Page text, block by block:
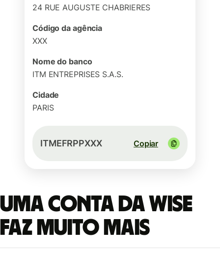
24 RUE AUGUSTE CHABRIERES
Código da agência
XXX
Nome do banco
ITM ENTREPRISES S.A.S.
Cidade
PARIS
ITMEFRPPXXX Copiar
Uma conta da Wise
faz muito mais